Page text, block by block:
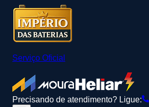
Serviço Oficial
Precisando de atendimento? Ligue: